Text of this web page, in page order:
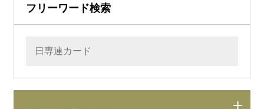
フリーワード検索